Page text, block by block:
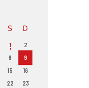
S D
1
2
8
9
15
16
22
23